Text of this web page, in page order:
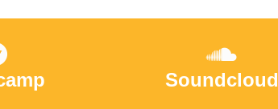
Soundcloud